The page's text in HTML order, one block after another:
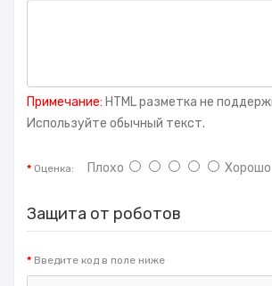
Примечание: HTML разметка не
Используйте обычный текст.
Оценка: Плохо Хорошо
Защита от роботов
Введите код в поле ниже